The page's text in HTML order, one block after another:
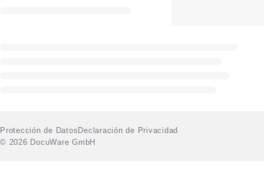
Protección de DatosDeclaración de Privacidad
© 2026 DocuWare GmbH